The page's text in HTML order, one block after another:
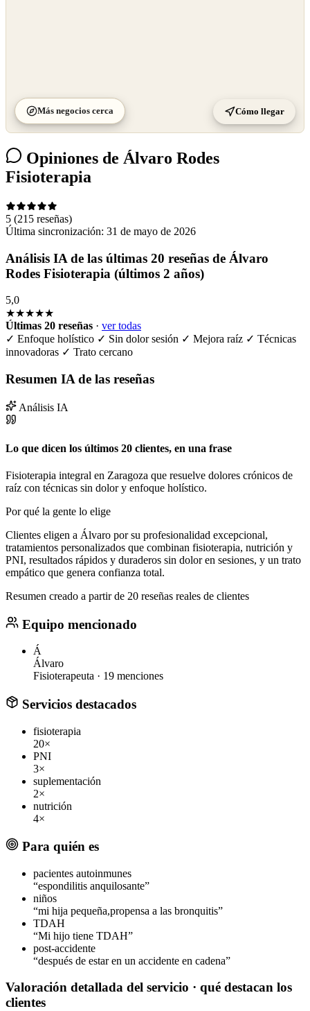
Más negocios cerca Cómo llegar
Opiniones de Álvaro Rodes
Fisioterapia
5 (215 reseñas)
Última sincronización: 31 de mayo de 2026
Análisis IA de las últimas 20 reseñas de Álvaro
Rodes Fisioterapia (últimos 2 años)
5,0
★★★★★
Últimas 20 reseñas · ver todas
✓ Enfoque holístico ✓ Sin dolor sesión ✓ Mejora raíz ✓ Técnicas
innovadoras ✓ Trato cercano
Resumen IA de las reseñas
Análisis IA
Lo que dicen los últimos 20 clientes, en una frase
Fisioterapia integral en Zaragoza que resuelve dolores crónicos de
raíz con técnicas sin dolor y enfoque holístico.
Por qué la gente lo elige
Clientes eligen a Álvaro por su profesionalidad excepcional,
tratamientos personalizados que combinan fisioterapia, nutrición y
PNI, resultados rápidos y duraderos sin dolor en sesiones, y un trato
empático que genera confianza total.
Resumen creado a partir de 20 reseñas reales de clientes
Equipo mencionado
Á
Álvaro
Fisioterapeuta · 19 menciones
Servicios destacados
fisioterapia
20×
PNI
3×
suplementación
2×
nutrición
4×
Para quién es
pacientes autoinmunes
“espondilitis anquilosante”
niños
“mi hija pequeña,propensa a las bronquitis”
TDAH
“Mi hijo tiene TDAH”
post-accidente
“después de estar en un accidente en cadena”
Valoración detallada del servicio · qué destacan los
clientes